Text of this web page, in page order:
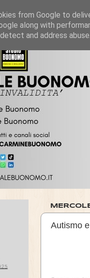
Autismo
from Google to
along with
and address abuse.